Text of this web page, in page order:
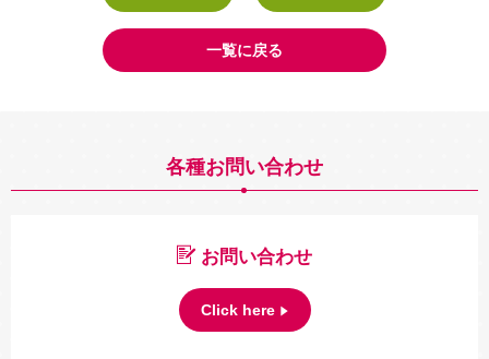
一覧に戻る
各種お問い合わせ
お問い合わせ
Click here